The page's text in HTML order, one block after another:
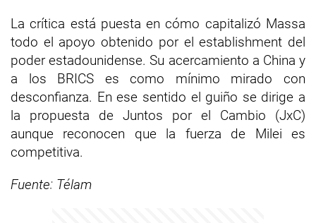
La crítica está puesta en cómo capitalizó Massa
todo el apoyo obtenido por el establishment del
poder estadounidense. Su acercamiento a China y
a los BRICS es como mínimo mirado con
desconfianza. En ese sentido el guiño se dirige a
la propuesta de Juntos por el Cambio (JxC)
aunque reconocen que la fuerza de Milei es
competitiva.
Fuente: Télam